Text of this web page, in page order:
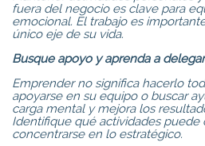
fuera del negocio es clave para
emocional. El trabajo es
único eje de su vida.
Busque apoyo y aprenda a delegar
Emprender no significa hacerlo
apoyarse en su equipo o buscar
carga mental y mejora los
Identifique qué actividades puede
concentrarse en lo estratégico.